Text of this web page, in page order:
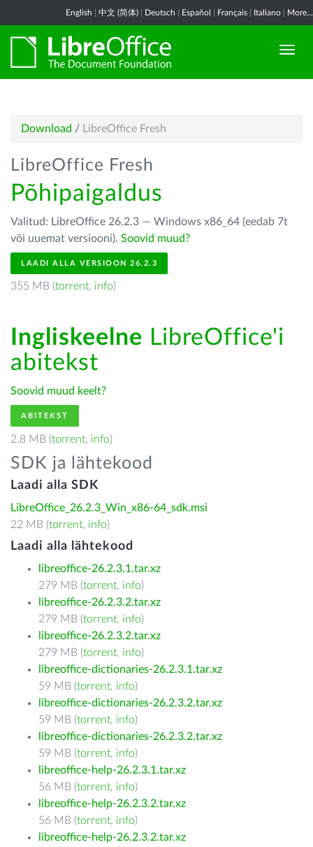
English 中文 (简体) Deutsch Español Français Italiano More...
Download / LibreOffice Fresh
LibreOffice Fresh
Põhipaigaldus
Valitud: LibreOffice 26.2.3 — Windows x86_64 (eedab 7t
või uuemat versiooni). Soovid muud?
LAADI ALLA VERSIOON 26.2.3
355 MB (torrent, info)
Ingliskeelne LibreOffice'i
abitekst
Soovid muud keelt?
ABITEKST
2.8 MB (torrent, info)
SDK ja lähtekood
Laadi alla SDK
LibreOffice_26.2.3_Win_x86-64_sdk.msi
22 MB (torrent, info)
Laadi alla lähtekood
libreoffice-26.2.3.1.tar.xz
279 MB (torrent, info)
libreoffice-26.2.3.2.tar.xz
279 MB (torrent, info)
libreoffice-26.2.3.2.tar.xz
279 MB (torrent, info)
libreoffice-dictionaries-26.2.3.1.tar.xz
59 MB (torrent, info)
libreoffice-dictionaries-26.2.3.2.tar.xz
59 MB (torrent, info)
libreoffice-dictionaries-26.2.3.2.tar.xz
59 MB (torrent, info)
libreoffice-help-26.2.3.1.tar.xz
56 MB (torrent, info)
libreoffice-help-26.2.3.2.tar.xz
56 MB (torrent, info)
libreoffice-help-26.2.3.2.tar.xz